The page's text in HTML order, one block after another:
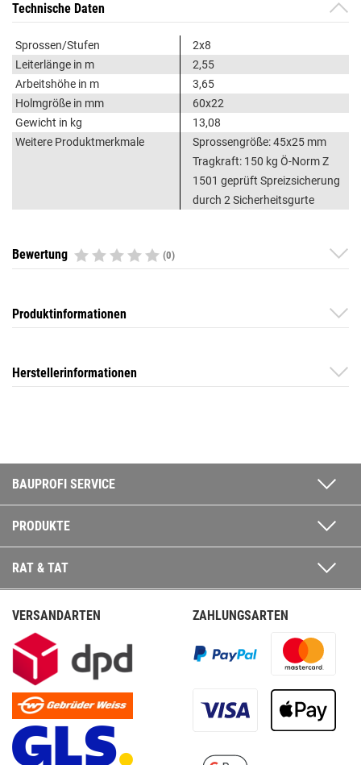
Technische Daten
Sprossen/Stufen
2x8
Leiterlänge in m
2,55
Arbeitshöhe in m
3,65
Holmgröße in mm
60x22
Gewicht in kg
13,08
Weitere Produktmerkmale
Sprossengröße: 45x25 mm
Tragkraft: 150 kg Ö-Norm Z
1501 geprüft Spreizsicherung
durch 2 Sicherheitsgurte
Bewertung (0)
Produktinformationen
Herstellerinformationen
BAUPROFI SERVICE
PRODUKTE
RAT & TAT
VERSANDARTEN ZAHLUNGSARTEN